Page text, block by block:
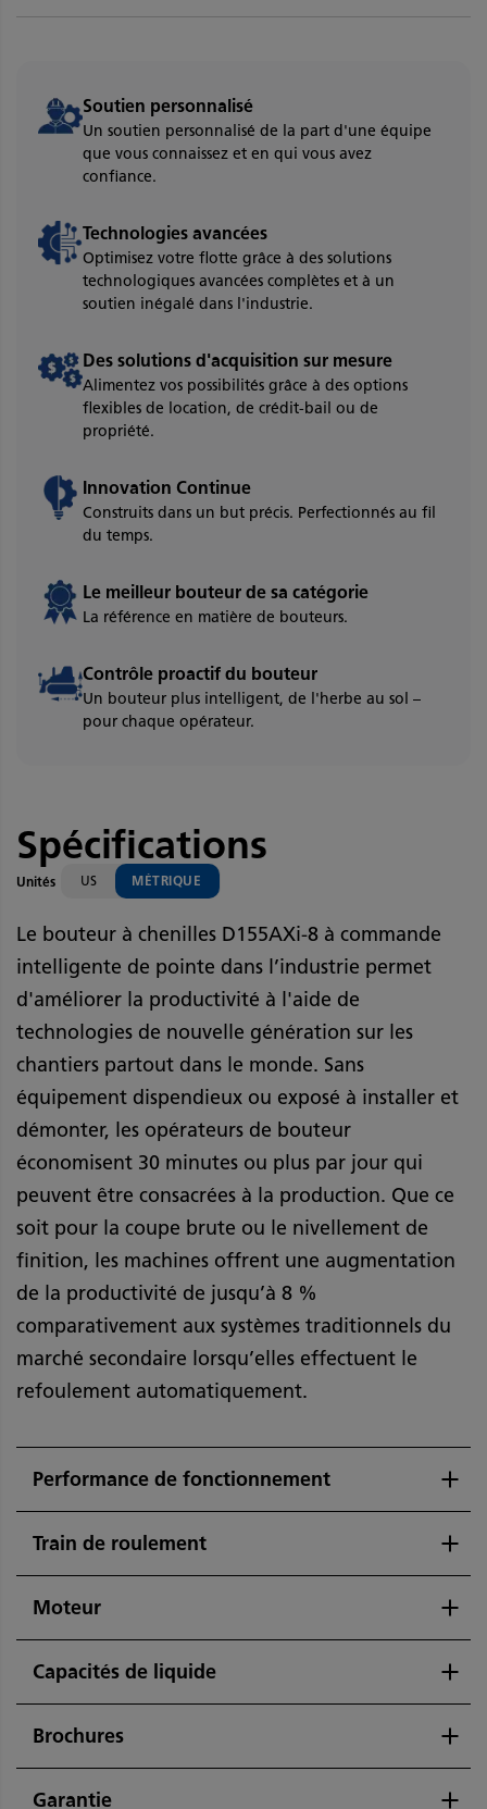
Soutien personnalisé
Un soutien personnalisé de la part d'une équipe
que vous connaissez et en qui vous avez
confiance.
Technologies avancées
Optimisez votre flotte grâce à des solutions
technologiques avancées complètes et à un
soutien inégalé dans l'industrie.
Des solutions d'acquisition sur mesure
Alimentez vos possibilités grâce à des options
flexibles de location, de crédit-bail ou de
propriété.
Innovation Continue
Construits dans un but précis. Perfectionnés au fil
du temps.
Le meilleur bouteur de sa catégorie
La référence en matière de bouteurs.
Contrôle proactif du bouteur
Un bouteur plus intelligent, de l'herbe au sol –
pour chaque opérateur.
Spécifications
Unités US MÉTRIQUE
Le bouteur à chenilles D155AXi-8 à commande
intelligente de pointe dans l’industrie permet
d'améliorer la productivité à l'aide de
technologies de nouvelle génération sur les
chantiers partout dans le monde. Sans
équipement dispendieux ou exposé à installer et
démonter, les opérateurs de bouteur
économisent 30 minutes ou plus par jour qui
peuvent être consacrées à la production. Que ce
soit pour la coupe brute ou le nivellement de
finition, les machines offrent une augmentation
de la productivité de jusqu’à 8 %
comparativement aux systèmes traditionnels du
marché secondaire lorsqu’elles effectuent le
refoulement automatiquement.
Performance de fonctionnement
Train de roulement
Moteur
Capacités de liquide
Brochures
Garantie